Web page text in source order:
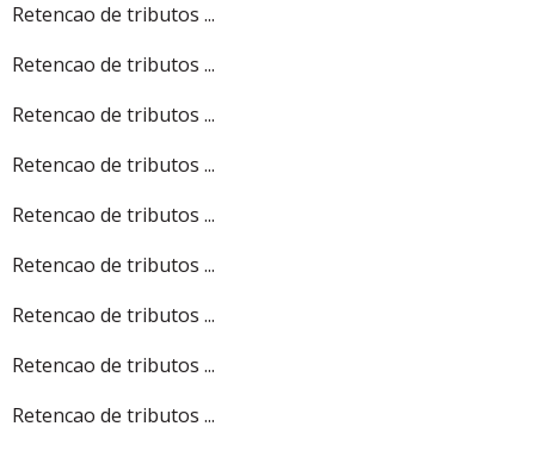
Retencao de tributos ...
Retencao de tributos ...
Retencao de tributos ...
Retencao de tributos ...
Retencao de tributos ...
Retencao de tributos ...
Retencao de tributos ...
Retencao de tributos ...
Retencao de tributos ...